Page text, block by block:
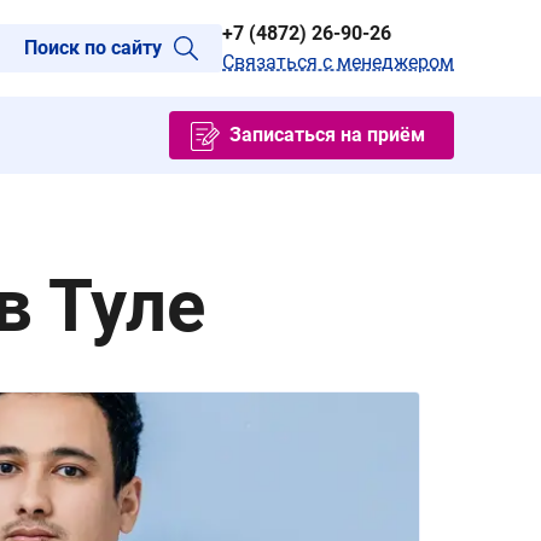
Поиск по сайту
+7 (4872) 26-90-26
Связаться с менеджером
Записаться на приём
Туле